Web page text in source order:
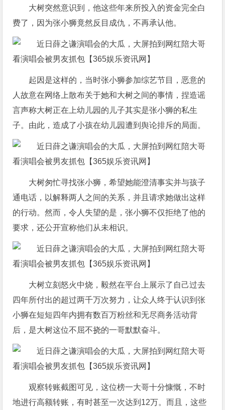
大树突然意识到，他这些年来所投入的资金完全白
费了，因为张小狮竟然反目成仇，不再承认他。
起因是这样的，当时张小狮参加综艺节目，恶意的
人故意在网络上散布关于她和大树之间的事情，捏造谣
言声称大树正在上幼儿园的儿子其实是张小狮的私生
子。由此，造成了小孩在幼儿园遭到舆论排斥的局面。
大树匆忙寻找张小狮，希望她能澄清事实并与孩子
通电话，以解释两人之间的关系，并且请求她做出这样
的行动。然而，令人失望的是，张小狮不仅拒绝了他的
要求，还公开宣称他们从未相识。
大树立刻怒火中烧，毅然在平台上展示了自己过去
四年所付出的超过两千万次努力，让众人终于认识到张
小狮在短短四年内拥有数百万粉丝和无尽商务活动背
后，是大树这位不屈不挠的一哥默默奋斗。
观察转账截图可见，这位榜一大哥十分慷慨，不时
地进行高额转账，有时甚至一次达到12万。而且，这些